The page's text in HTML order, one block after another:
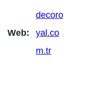
Web:
decoro
yal.co
m.tr